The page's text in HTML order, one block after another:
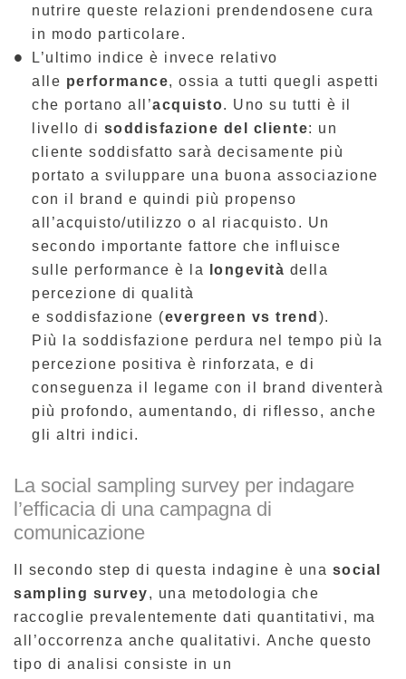
nutrire queste relazioni prendendosene cura
in modo particolare.
L’ultimo indice è invece relativo
alle performance, ossia a tutti quegli aspetti
che portano all’acquisto. Uno su tutti è il
livello di soddisfazione del cliente: un
cliente soddisfatto sarà decisamente più
portato a sviluppare una buona associazione
con il brand e quindi più propenso
all’acquisto/utilizzo o al riacquisto. Un
secondo importante fattore che influisce
sulle performance è la
longevità della
percezione di qualità
e soddisfazione (evergreen vs trend ).
Più la soddisfazione perdura nel tempo più la
percezione positiva è rinforzata, e di
conseguenza il legame con il brand diventerà
più profondo, aumentando, di riflesso, anche
gli altri indici.
La social sampling survey per indagare
l’efficacia di una campagna di
comunicazione
l secondo step di questa indagine è una social
sampling survey, una metodologia che
raccoglie prevalentemente dati quantitativi, ma
all’occorrenza anche qualitativi. Anche questo
tipo di analisi consiste in un